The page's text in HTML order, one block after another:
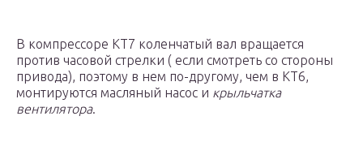
В компрессоре КТ7 коленчатый вал вращается
против часовой стрелки ( если смотреть со стороны
привода), поэтому в нем по-другому, чем в КТ6,
монтируются масляный насос и крыльчатка
вентилятора.